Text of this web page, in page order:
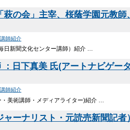
の会」主宰、桜蔭学園元教師
師紹介
日新聞文化センター講師）紹介 …
日下真美 氏(アートナビゲー
師紹介
美術講師・メディアライター)紹介 …
ーナリスト・元読売新聞記者